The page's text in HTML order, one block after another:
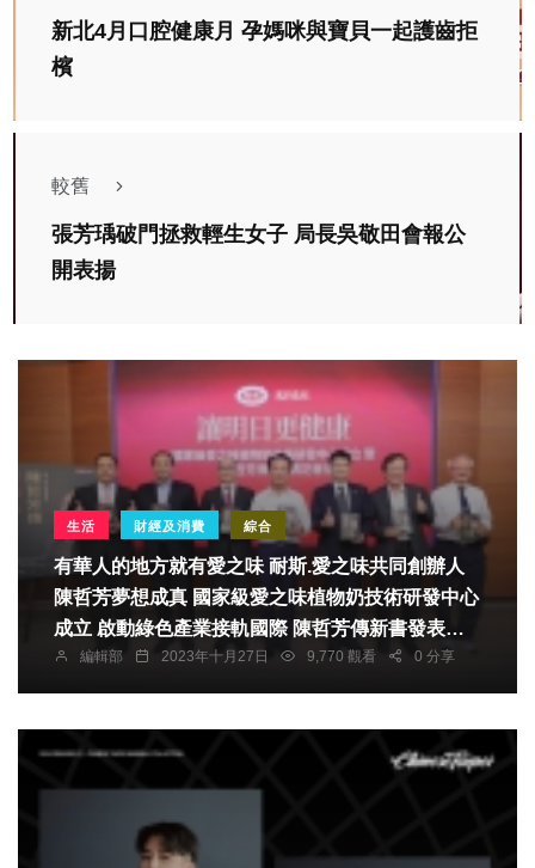
新北4月口腔健康月 孕媽咪與寶貝一起護齒拒
檳
較舊
張芳瑀破門拯救輕生女子 局長吳敬田會報公
開表揚
生活 財經及消費 綜合
有華人的地方就有愛之味 耐斯.愛之味共同創辦人
陳哲芳夢想成真 國家級愛之味植物奶技術研發中心
成立 啟動綠色產業接軌國際 陳哲芳傳新書發表會
來賓冠蓋雲集
編輯部 2023年十月27日 9,770 觀看 0 分享